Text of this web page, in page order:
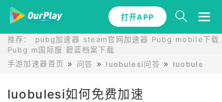
打开APP
推荐： pubg加速器 steam官网加速器 Pubg mobile下载
Pubg m国际服 碧蓝档案下载
手游加速器首页
问答 luobulesi问答 luobulesi如
luobulesi如何免费加速